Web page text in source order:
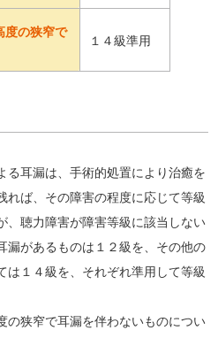
度の狭窄で
１４級準用
る耳漏は、手術的処置により治癒を
れば、その障害の程度に応じて等級
、聴力障害が障害等級に該当しない
漏があるものは１２級を、その他の
は１４級を、それぞれ準用して等級
の狭窄で耳漏を伴わないものについ